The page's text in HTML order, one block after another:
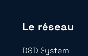
Le réseau
DSD System